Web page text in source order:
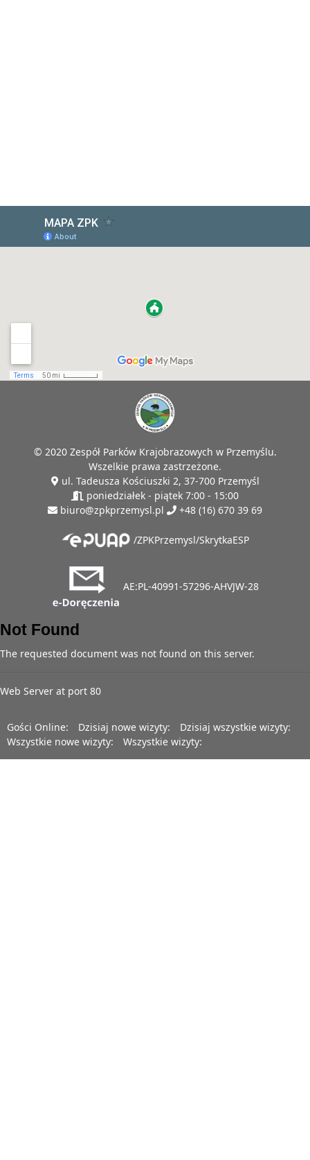
© 2020 Zespół Parków Krajobrazowych w Przemyślu.
Wszelkie prawa zastrzeżone.
ul. Tadeusza Kościuszki 2, 37-700 Przemyśl
poniedziałek - piątek 7:00 - 15:00
biuro@zpkprzemysl.pl
+48 (16) 670 39 69
/ZPKPrzemysl/SkrytkaESP
AE:PL-40991-57296-AHVJW-28
Not Found
The requested document was not found on this server.
Web Server at port 80
Gości Online: Dzisiaj nowe wizyty:
Dzisiaj wszystkie wizyty:
Wszystkie nowe wizyty:
Wszystkie wizyty: